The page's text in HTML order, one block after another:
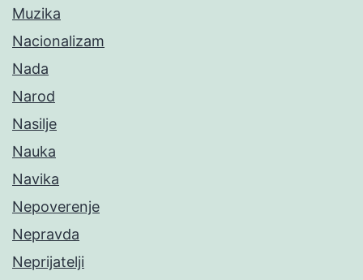
Muzika
Nacionalizam
Nada
Narod
Nasilje
Nauka
Navika
Nepoverenje
Nepravda
Neprijatelji